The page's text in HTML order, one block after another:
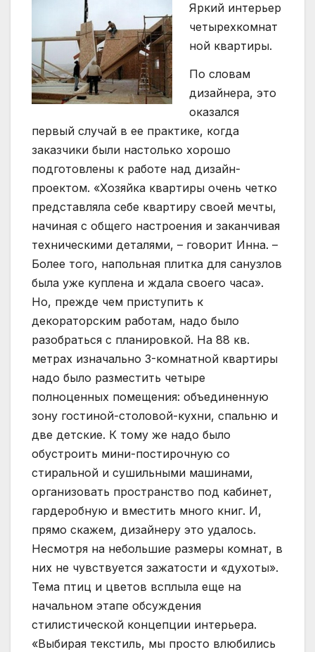
Яркий интерьер
четырехкомнат
ной квартиры.
По словам
дизайнера, это
оказался
первый случай в ее практике, когда
заказчики были настолько хорошо
подготовлены к работе над дизайн-
проектом. «Хозяйка квартиры очень четко
представляла себе квартиру своей мечты,
начиная с общего настроения и заканчивая
техническими деталями, – говорит Инна. –
Более того, напольная плитка для санузлов
была уже куплена и ждала своего часа».
Но, прежде чем приступить к
декораторским работам, надо было
разобраться с планировкой. На 88 кв.
метрах изначально 3-комнатной квартиры
надо было разместить четыре
полноценных помещения: объединенную
зону гостиной-столовой-кухни, спальню и
две детские. К тому же надо было
обустроить мини-постирочную со
стиральной и сушильными машинами,
организовать пространство под кабинет,
гардеробную и вместить много книг. И,
прямо скажем, дизайнеру это удалось.
Несмотря на небольшие размеры комнат, в
них не чувствуется зажатости и «духоты».
Тема птиц и цветов всплыла еще на
начальном этапе обсуждения
стилистической концепции интерьера.
«Выбирая текстиль, мы просто влюбились